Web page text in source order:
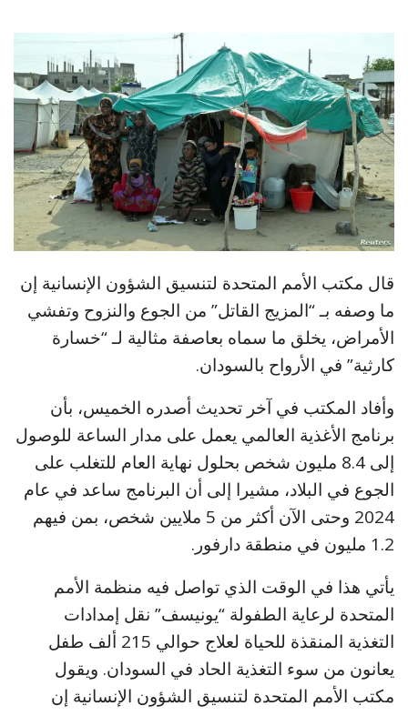
قال مكتب الأمم المتحدة لتنسيق الشؤون الإنسانية إن
ما وصفه بـ “المزيج القاتل” من الجوع والنزوح وتفشي
الأمراض، يخلق ما سماه بعاصفة مثالية لـ “خسارة
كارثية” في الأرواح بالسودان.
وأفاد المكتب في آخر تحديث أصدره الخميس، بأن
برنامج الأغذية العالمي يعمل على مدار الساعة للوصول
إلى 8.4 مليون شخص بحلول نهاية العام للتغلب على
الجوع في البلاد، مشيرا إلى أن البرنامج ساعد في عام
2024 وحتى الآن أكثر من 5 ملايين شخص، بمن فيهم
1.2 مليون في منطقة دارفور.
يأتي هذا في الوقت الذي تواصل فيه منظمة الأمم
المتحدة لرعاية الطفولة “يونيسف” نقل إمدادات
التغذية المنقذة للحياة لعلاج حوالي 215 ألف طفل
يعانون من سوء التغذية الحاد في السودان. ويقول
مكتب الأمم المتحدة لتنسيق الشؤون الإنسانية إن